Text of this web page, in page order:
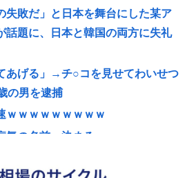
失敗だ」と日本を舞台にした某ア
話題に、日本と韓国の両方に失礼
あげる」→チ○コを見せてわいせつ
の男を逮捕
ｗｗｗｗｗｗｗｗ
気の名前、決まるw w w w w w w w